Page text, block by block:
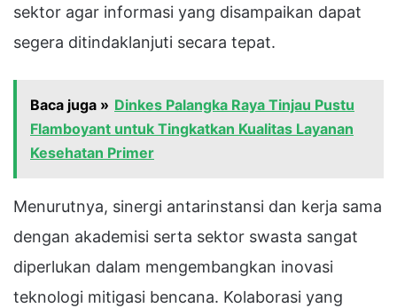
sektor agar informasi yang disampaikan dapat
segera ditindaklanjuti secara tepat.
Baca juga » Dinkes Palangka Raya Tinjau Pustu
Flamboyant untuk Tingkatkan Kualitas Layanan
Kesehatan Primer
Menurutnya, sinergi antarinstansi dan kerja sama
dengan akademisi serta sektor swasta sangat
diperlukan dalam mengembangkan inovasi
teknologi mitigasi bencana. Kolaborasi yang